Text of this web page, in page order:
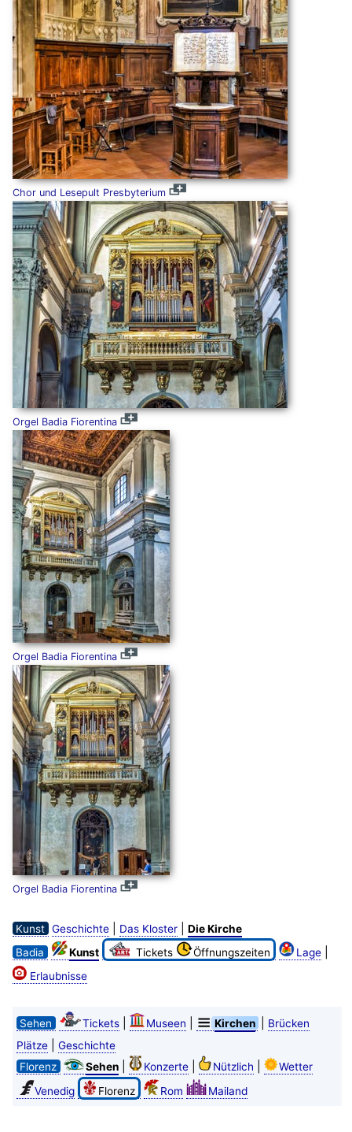
Chor und Lesepult Presbyterium
Orgel Badia Fiorentina
Orgel Badia Fiorentina
Orgel Badia Fiorentina
Kunst Geschichte| Das Kloster| Die Kirche
Badia
Kunst Tickets Öffnungszeiten Lage|
Erlaubnisse
Sehen Tickets| Museen Kirchen
Brücken
Plätze| Geschichte
Florenz
Sehen| Konzerte| Nützlich
Wetter
Venedig
Florenz Rom Mailand